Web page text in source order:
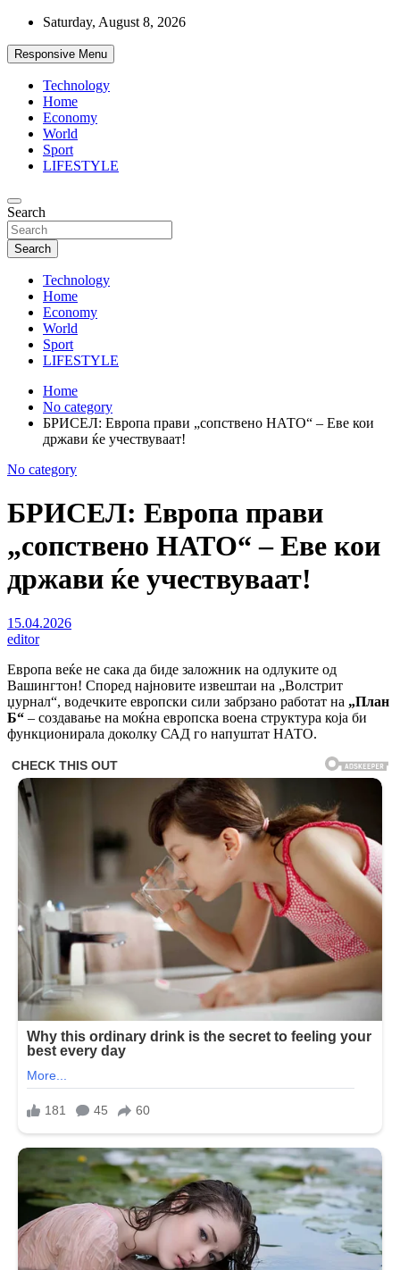
Skip
content
Saturday, August 8, 2026
Responsive Menu
Technology
Home
Economy
World
Sport
LIFESTYLE
d7-news.com
News
Search
Search
Technology
Home
Economy
World
Sport
LIFESTYLE
Home
No category
БРИСЕЛ: Европа прави „сопствено НАТО“ – Еве кои
држави ќе учествуваат!
No category
БРИСЕЛ: Европа прави
„сопствено НАТО“ – Еве кои
држави ќе учествуваат!
15.04.2026
editor
Европа веќе не сака да биде заложник на одлуките од
Вашингтон! Според најновите извештаи на „Волстрит
џурнал“, водечките европски сили забрзано работат на „План
Б“ – создавање на моќна европска воена структура која би
функционирала доколку САД го напуштат НАТО.